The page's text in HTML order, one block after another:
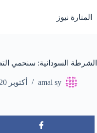
إلى
المحتوى
المنارة نيوز
الشرطة السودانية: سنحمي
amal sy أكتوبر 20, 2021